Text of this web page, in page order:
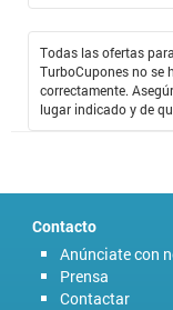
Todas las ofertas
TurboCupones no se
correctamente.
lugar indicado y de
Contacto
Anúnciate con
Prensa
Contactar